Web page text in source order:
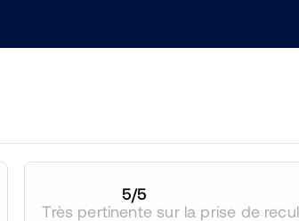
5/5
Très pertinente sur la prise de